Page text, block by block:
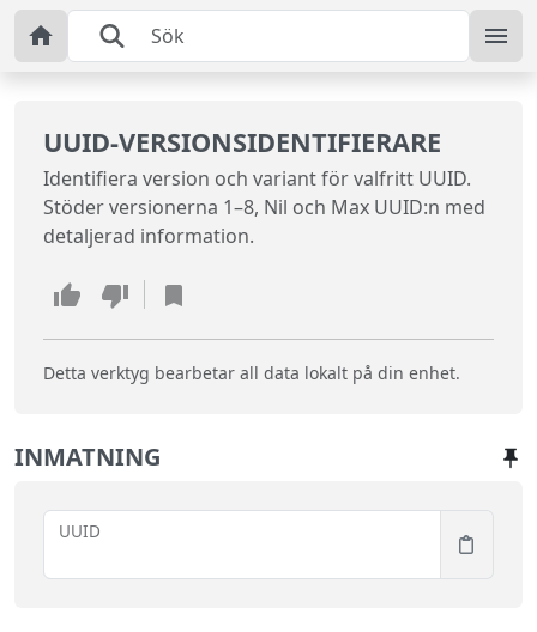
UUID-VERSIONSIDENTIFIERARE
Identifiera version och variant för valfritt UUID.
Stöder versionerna 1–8, Nil och Max UUID:n med
detaljerad information.
Detta verktyg bearbetar all data lokalt på din enhet.
INMATNING
UUID